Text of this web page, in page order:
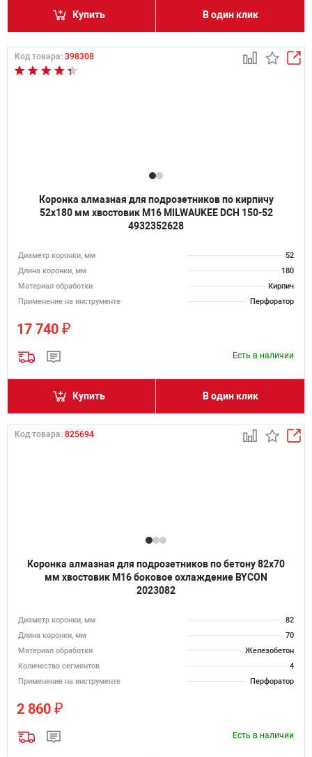
Купить В один клик
Код товара: 398308
Коронка алмазная для подрозетников по кирпичу
52х180 мм хвостовик M16 MILWAUKEE DCH 150-52
4932352628
Диаметр коронки, мм
52
Длина коронки, мм
180
Материал обработки
Кирпич
Применение на инструменте
Перфоратор
17 740 ₽
Есть в наличии
Купить В один клик
Код товара: 825694
Коронка алмазная для подрозетников по бетону 82х70
мм хвостовик M16 боковое охлаждение BYCON
2023082
Диаметр коронки, мм
82
Длина коронки, мм
70
Материал обработки
Железобетон
Количество сегментов
4
Применение на инструменте
Перфоратор
2 860 ₽
Есть в наличии